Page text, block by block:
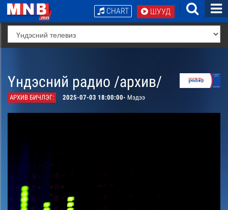
ШУУД
CHART
Үндэсний радио /архив/
АРХИВ БИЧЛЭГ: 2025-07-03 18:00:00- Мэдээ